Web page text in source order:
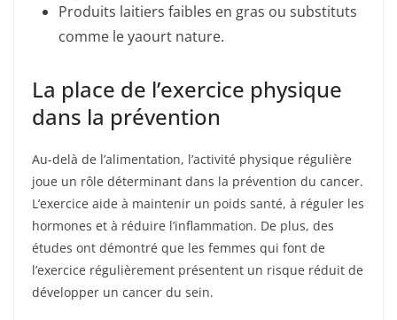
Produits laitiers faibles en gras ou substituts
comme le yaourt nature.
La place de l’exercice physique
dans la prévention
Au-delà de l’alimentation, l’activité physique régulière
joue un rôle déterminant dans la prévention du cancer.
L’exercice aide à maintenir un poids santé, à réguler les
hormones et à réduire l’inflammation. De plus, des
études ont démontré que les femmes qui font de
l’exercice régulièrement présentent un risque réduit de
développer un cancer du sein.